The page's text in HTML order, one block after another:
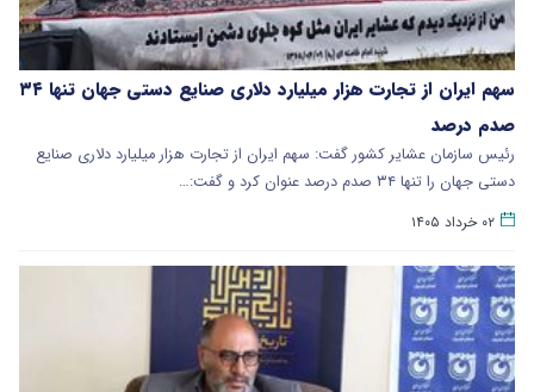
سهم ایران از تجارت هزار میلیارد دلاری صنایع دستی جهان تنها ۳۴
صدم درصد
رئیس سازمان عشایر کشور گفت: سهم ایران از تجارت هزار میلیارد دلاری صنایع
دستی جهان را تنها ۳۴ صدم درصد عنوان کرد و گفت:…
۰۲ خرداد ۱۴۰۵